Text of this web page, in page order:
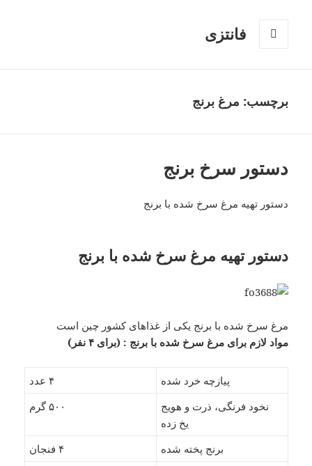
فانتزی
برچسب: مرغ برنج
دستور سرخ برنج
دستور تهیه مرغ سرخ شده با برنج
دستور تهیه مرغ سرخ شده با برنج
مرغ سرخ شده با برنج یکی از غذاهای کشور چین است
مواد لازم برای مرغ سرخ شده با برنج : (برای ۴ نفر)
پیازچه خرد شده
نخود فرنگی، ذرت و هویج
یخ زده
برنج پخته شده
۴ فنجان